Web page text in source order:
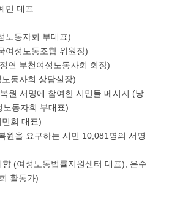
민 대표
노동자회 부대표)
여성노동조합 위원장)
연 부천여성노동자회 회장)
동자회 상담실장)
원 서명에 참여한 시민들 메시지 (낭
노동자회 부대표)
회 대표)
원을 요구하는 시민 10,081명의 서명
(여성노동법률지원센터 대표), 은수
활동가)